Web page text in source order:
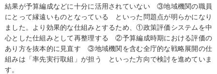
結果が予算編成などに十分に活用されていない ③地域機関の職員
にとって縁遠いものとなっている といった問題点が明らかになり
ました。より効果的な仕組みとするため、①政策評価システムを中
心とした仕組みとして再整理する ②予算編成時期における評価の
あり方を抜本的に見直す ③地域機関を含む全庁的な戦略展開の仕
組みは「率先実行取組」が担う といった方向で検討を進めていま
す。